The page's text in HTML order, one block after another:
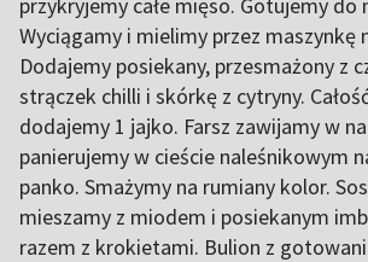
Wyciągamy i mielimy przez maszynkę
Dodajemy posiekany, przesmażony z
strączek chilli i skórkę z cytryny.
dodajemy 1 jajko. Farsz zawijamy w
panierujemy w cieście naleśnikowym
panko. Smażymy na rumiany kolor.
mieszamy z miodem i posiekanym
razem z krokietami. Bulion z